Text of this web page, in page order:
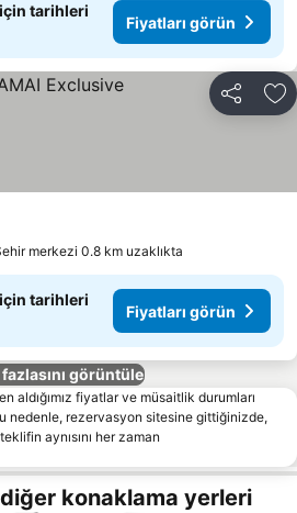
tarihleri
Fiyatları görün
Paylaş
merkezi 0.8 km uzaklıkta
tarihleri
Fiyatları görün
görüntüle
aldığımız fiyatlar ve müsaitlik durumları
nedenle, rezervasyon sitesine gittiğinizde,
aynısını her zaman
konaklama yerleri